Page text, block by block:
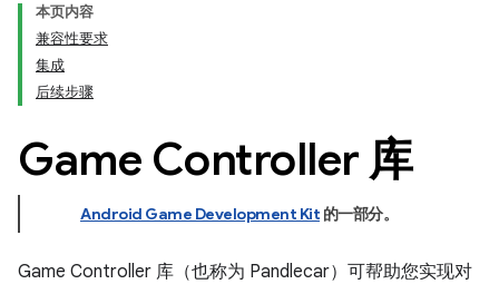
本页内容
兼容性要求
集成
后续步骤
Game Controller 库
Android Game Development Kit 的一部分。
Game Controller 库（也称为 Pandlecar）可帮助您实现对